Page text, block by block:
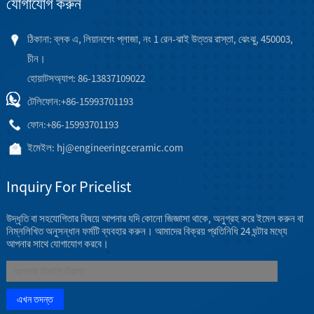
ঠিকানা: ব্লক এ, লিয়ানশেং প্লাজা, নং 1 রেন-ঝাই উত্তর রাস্তা, ঝেংঝু, 450003,
চীন।
হোয়াটসঅ্যাপ: 86-13837109022
টেলিফোন:+86-15993701193
ফোন:+86-15993701193
ইমেইল: hj@engineeringceramic.com
Inquiry For Pricelist
উদ্ধৃতি বা সহযোগিতার বিষয়ে আপনার যদি কোনো জিজ্ঞাসা থাকে, অনুগ্রহ করে ইমেল করুন বা
নিম্নলিখিত অনুসন্ধান ফর্মটি ব্যবহার করুন। আমাদের বিক্রয় প্রতিনিধি 24 ঘন্টার মধ্যে
আপনার সাথে যোগাযোগ করবে।